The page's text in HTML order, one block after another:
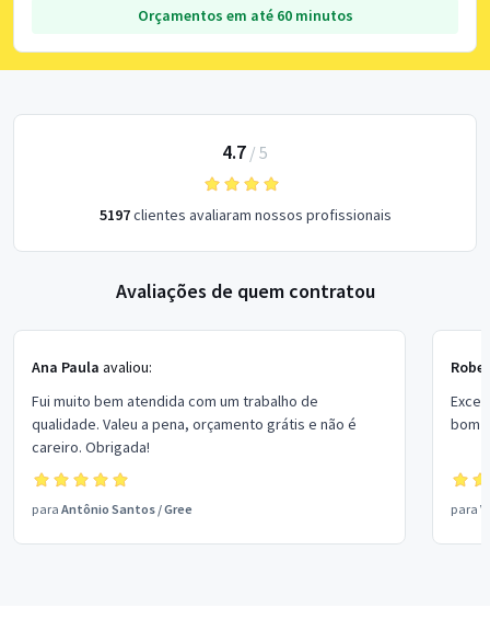
Orçamentos em até 60 minutos
4.7 / 5
5197clientes avaliaram nossos profissionais
Avaliações de quem contratou
Ana Paula avaliou:
Fui muito bem atendida com um trabalho de
qualidade. Valeu a pena, orçamento grátis e não é
careiro. Obrigada!
para Antônio Santos /Gree
bom
para